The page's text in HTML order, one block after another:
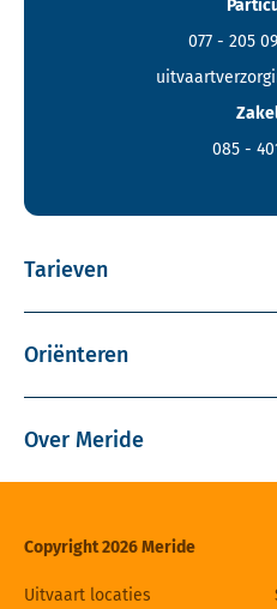
077 - 205
085 -
Tarieven
Oriënteren
Over Meride
Copyright 2026 Meride
Uitvaart locaties